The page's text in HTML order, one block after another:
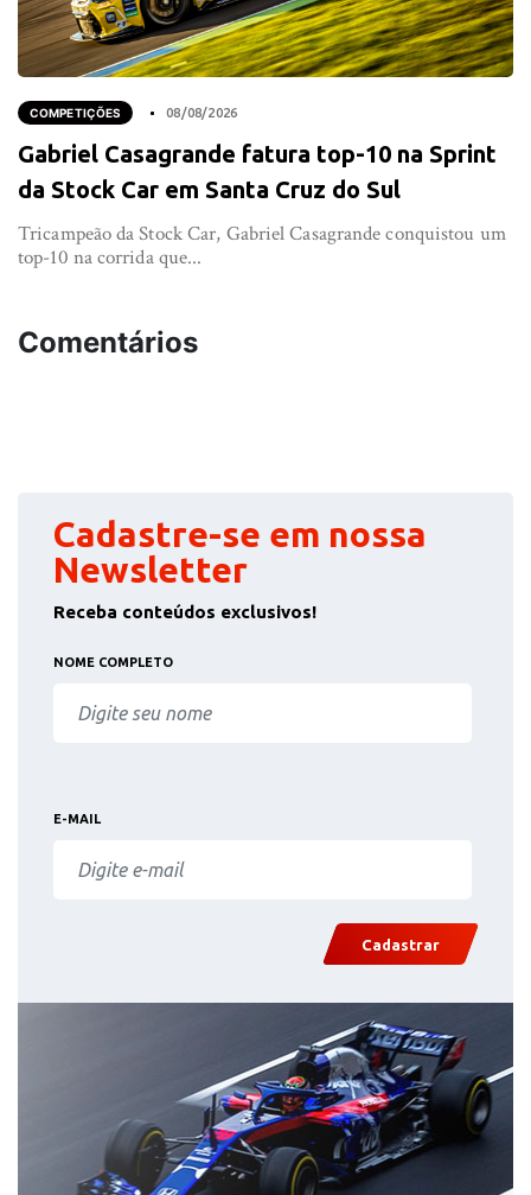
COMPETIÇÕES 08/08/2026
Gabriel Casagrande fatura top-10 na Sprint
da Stock Car em Santa Cruz do Sul
Tricampeão da Stock Car, Gabriel Casagrande conquistou um
top-10 na corrida que...
Comentários
Cadastre-se em nossa
Newsletter
Receba conteúdos exclusivos!
NOME COMPLETO
E-MAIL
Cadastrar